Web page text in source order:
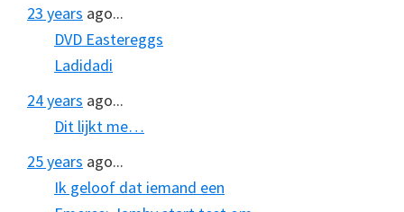
23 years ago...
DVD Eastereggs
Ladidadi
24 years ago...
Dit lijkt me…
25 years ago...
Ik geloof dat iemand een